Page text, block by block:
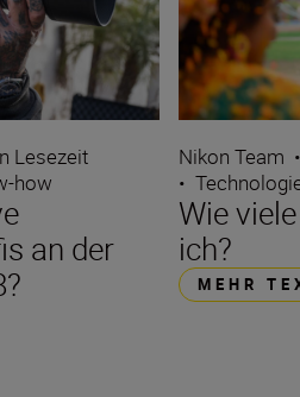
Lesezeit
how
an der
Nikon Team
•
Wie
ich?
MEHR